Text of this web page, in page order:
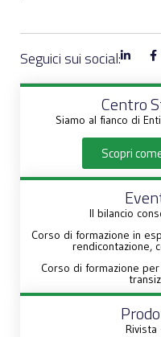
Seguici sui social:
Centro
Siamo al fianco di
Scopri
Il bilancio
Corso di formazione in
rendicontazione,
Corso di formazione
Rivista